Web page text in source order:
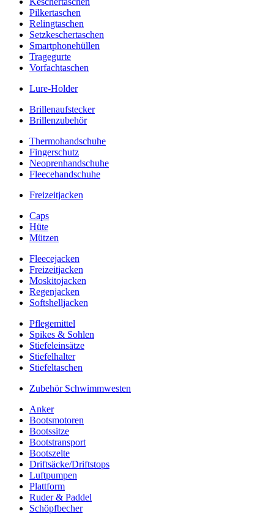
Pilkertaschen
Relingtaschen
Setzkeschertaschen
Smartphonehüllen
Tragegurte
Vorfachtaschen
Lure-Holder
Brillenaufstecker
Brillenzubehör
Thermohandschuhe
Fingerschutz
Neoprenhandschuhe
Fleecehandschuhe
Freizeitjacken
Caps
Hüte
Mützen
Fleecejacken
Freizeitjacken
Moskitojacken
Regenjacken
Softshelljacken
Pflegemittel
Spikes & Sohlen
Stiefeleinsätze
Stiefelhalter
Stiefeltaschen
Zubehör Schwimmwesten
Anker
Bootsmotoren
Bootssitze
Bootstransport
Bootszelte
Driftsäcke/Driftstops
Luftpumpen
Plattform
Ruder & Paddel
Schöpfbecher